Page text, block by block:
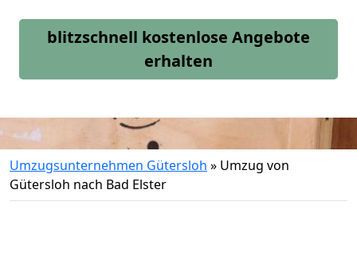
blitzschnell kostenlose Angebote
erhalten
Umzugsunternehmen Gütersloh » Umzug von
Gütersloh nach Bad Elster